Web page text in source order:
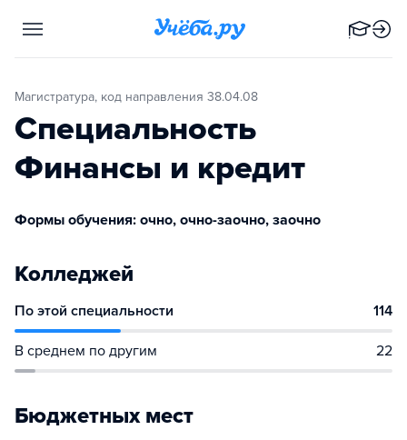
Магистратура, код направления 38.04.08
Специальность
Финансы и кредит
Формы обучения: очно, очно-заочно, заочно
Колледжей
По этой специальности 114
В среднем по другим 22
Бюджетных мест